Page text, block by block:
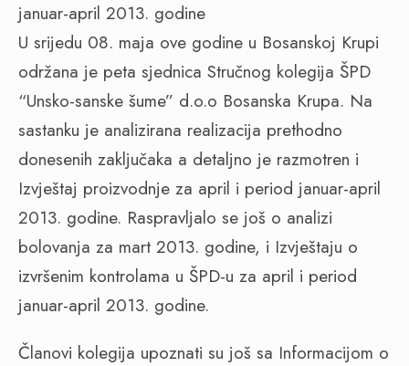
januar-april 2013. godine
U srijedu 08. maja ove godine u Bosanskoj Krupi
održana je peta sjednica Stručnog kolegija ŠPD
“Unsko-sanske šume” d.o.o Bosanska Krupa. Na
sastanku je analizirana realizacija prethodno
donesenih zaključaka a detaljno je razmotren i
Izvještaj proizvodnje za april i period januar-april
2013. godine. Raspravljalo se još o analizi
bolovanja za mart 2013. godine, i Izvještaju o
izvršenim kontrolama u ŠPD-u za april i period
januar-april 2013. godine.
Članovi kolegija upoznati su još sa Informacijom o